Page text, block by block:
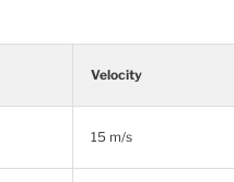
Velocity
15 m/s